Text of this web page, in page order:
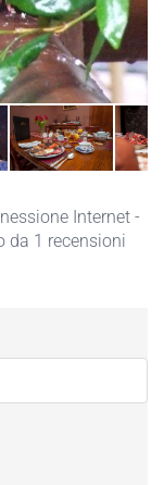
Internet -
da 1 recensioni